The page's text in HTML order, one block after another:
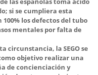
si se cumpliera esta
los defectos del tubo
mentales por falta de
circunstancia, la SEGO se
objetivo realizar una
de concienciación y